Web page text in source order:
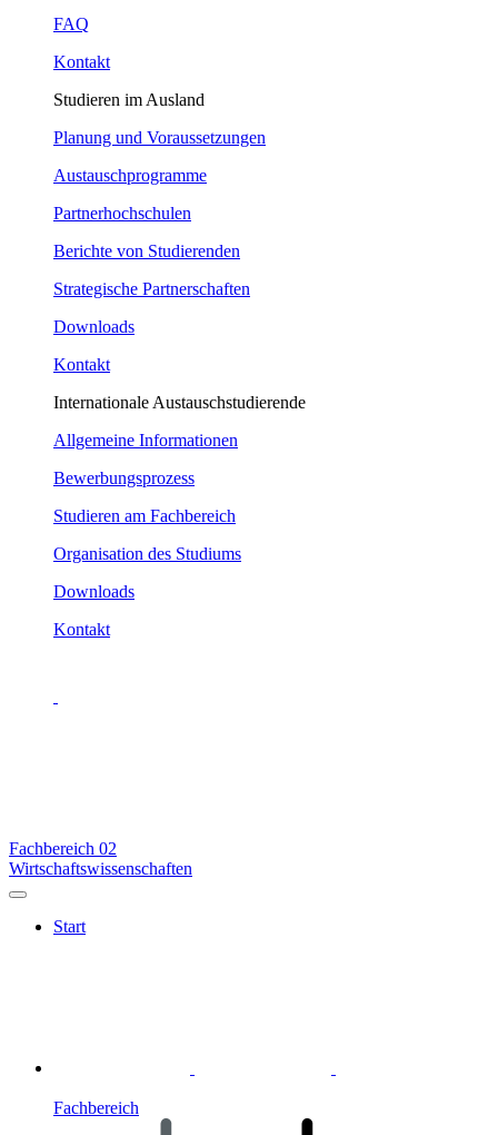
FAQ
Kontakt
Studieren im Ausland
Planung und Voraussetzungen
Austauschprogramme
Partnerhochschulen
Berichte von Studierenden
Strategische Partnerschaften
Downloads
Kontakt
Internationale Austauschstudierende
Allgemeine Informationen
Bewerbungsprozess
Studieren am Fachbereich
Organisation des Studiums
Downloads
Kontakt
Fachbereich 02
Wirtschaftswissenschaften
Start
Fachbereich